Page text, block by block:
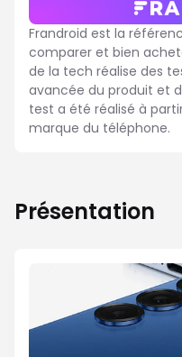
Frandroid est la
comparer et bien
de la tech réalise des
avancée du produit et
test a été réalisé à
marque du téléphone.
Présentation